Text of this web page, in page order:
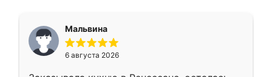
Мальвина
6 августа 2026